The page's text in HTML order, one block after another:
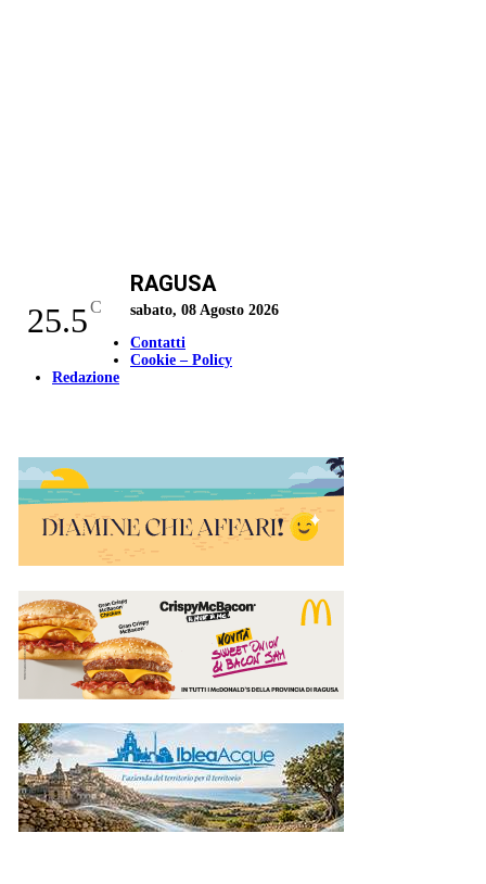
25.5C
RAGUSA
sabato, 08 Agosto 2026
Contatti
Cookie – Policy
Redazione